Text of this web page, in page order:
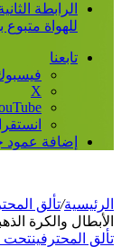
للهواة
تابعنا
‫X
إضافة عمود
الرئيسية/تألق
الأبطال والكرة
تألق المحترفينتحت